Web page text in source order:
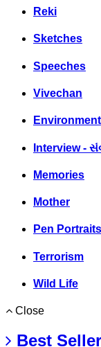
Reki
Sketches
Speeches
Vivechan
Environment
Interview -
Memories
Mother
Pen Portraits
Terrorism
Wild Life
Close
Best